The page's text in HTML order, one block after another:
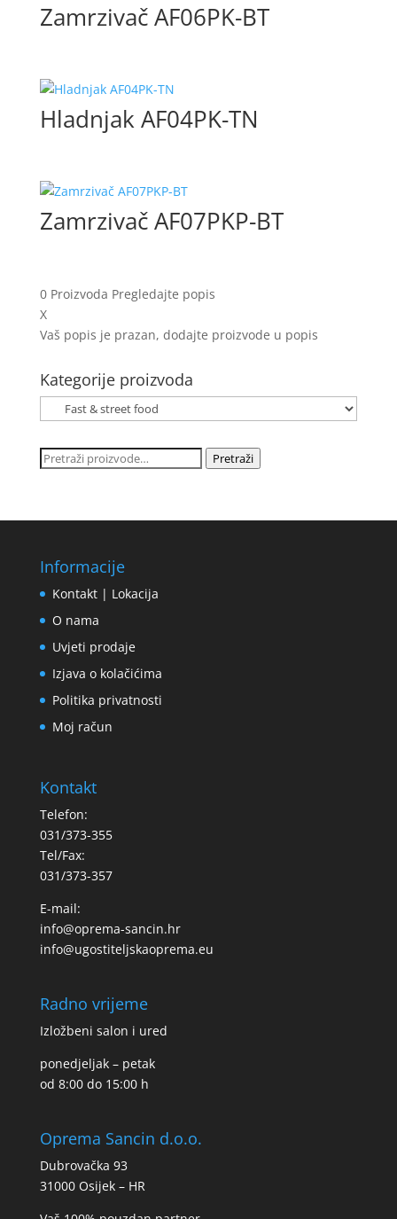
Zamrzivač AF06PK-BT
Hladnjak AF04PK-TN
Zamrzivač AF07PKP-BT
0Proizvoda Pregledajte popis
X
Vaš popis je prazan, dodajte proizvode u popis
Kategorije proizvoda
Pretraži: Pretraži
Informacije
Kontakt | Lokacija
O nama
Uvjeti prodaje
Izjava o kolačićima
Politika privatnosti
Moj račun
Kontakt
Telefon:
031/373-355
Tel/Fax:
031/373-357
E-mail:
info@oprema-sancin.hr
info@ugostiteljskaoprema.eu
Radno vrijeme
Izložbeni salon i ured
ponedjeljak – petak
od 8:00 do 15:00 h
Oprema Sancin d.o.o.
Dubrovačka 93
31000 Osijek – HR